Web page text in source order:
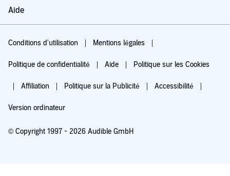
Aide
Conditions d'utilisation Mentions légales
Politique de confidentialité Aide Politique sur les Cookies
Affiliation Politique sur la Publicité Accessibilité
Version ordinateur
© Copyright 1997 - 2026 Audible GmbH